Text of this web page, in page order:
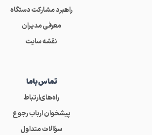
راهبرد مشارکت دستگاه
معرفی مدیران
نقشه سایت
تماس‌باما
راه‌های‌ارتباط
پیشخوان ارباب رجوع
سؤالات متداول